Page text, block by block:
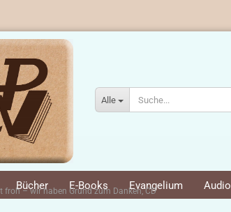
Alle
Bücher E-Books Evangelium Audio
froh – wir haben Grund zum Danken, CD